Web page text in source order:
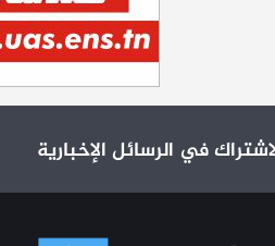
الاشتراك في الرسائل الإخبارية